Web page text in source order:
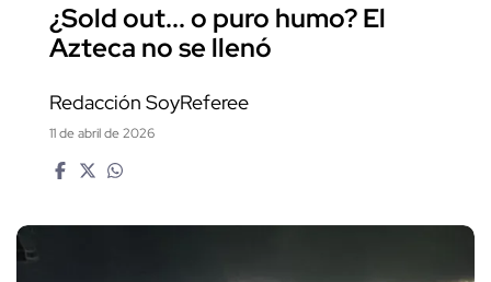
¿Sold out... o puro humo? El
Azteca no se llenó
Redacción SoyReferee
11 de abril de 2026